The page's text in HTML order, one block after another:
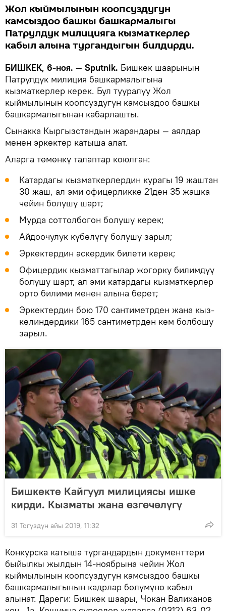
Жол кыймылынын коопсуздугун
камсыздоо башкы башкармалыгы
Патрулдук милицияга кызматкерлер
кабыл алына тургандыгын билдирди.
БИШКЕК, 6-ноя. — Sputnik. Бишкек шаарынын
Патрулдук милиция башкармалыгына
кызматкерлер керек. Бул тууралуу Жол
кыймылынын коопсуздугун камсыздоо башкы
башкармалыгынан кабарлашты.
Сынакка Кыргызстандын жарандары — аялдар
менен эркектер катыша алат.
Аларга төмөнкү талаптар коюлган:
Катардагы кызматкерлердин курагы 19 жаштан
30 жаш, ал эми офицерликке 21ден 35 жашка
чейин болушу шарт;
Мурда соттолбогон болушу керек;
Айдоочулук күбөлүгү болушу зарыл;
Эркектердин аскердик билети керек;
Офицердик кызматтагылар жогорку билимдүү
болушу шарт, ал эми катардагы кызматкерлер
орто билими менен алына берет;
Эркектердин бою 170 сантиметрден жана кыз-
келиндердики 165 сантиметрден кем болбошу
зарыл.
Бишкекте Кайгуул милициясы ишке
кирди. Кызматы жана өзгөчөлүгү
31 Тогуздун айы 2019, 11:32
Конкурска катыша тургандардын документтери
быйылкы жылдын 14-ноябрына чейин Жол
кыймылынын коопсуздугун камсыздоо башкы
башкармалыгынын кадрлар бөлүмүнө кабыл
алынат. Дареги: Бишкек шаары, Чокан Валиханов